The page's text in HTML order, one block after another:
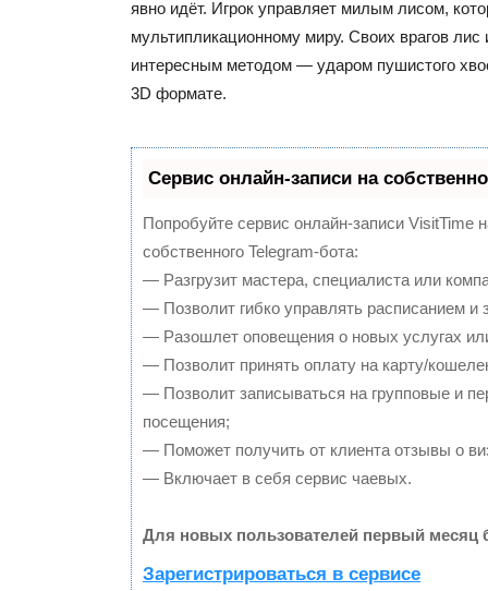
явно идёт. Игрок управляет милым лисом,
мультипликационному миру. Своих врагов лис
интересным методом — ударом пушистого
3D формате.
Сервис онлайн-записи на
Попробуйте сервис онлайн-записи VisitTime
собственного Telegram-бота:
— Разгрузит мастера, специалиста или
— Позволит гибко управлять расписанием и
— Разошлет оповещения о новых услугах
— Позволит принять оплату на карту/
— Позволит записываться на групповые и
посещения;
— Поможет получить от клиента отзывы о
— Включает в себя сервис чаевых.
Для новых пользователей первый месяц
Зарегистрироваться в сервисе